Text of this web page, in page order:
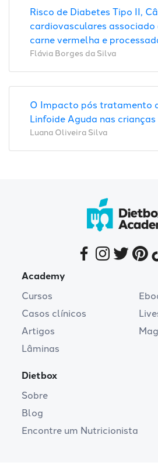
Risco de Diabetes Tipo II,
cardiovasculares associado
carne vermelha e
Flávia Borges da Silva
O Impacto pós tratamento
Linfoide Aguda nas
Luana Oliveira Silva
Academy
Cursos
Casos clínicos
Artigos
Lâminas
Dietbox
Sobre
Blog
Encontre um Nutricionista